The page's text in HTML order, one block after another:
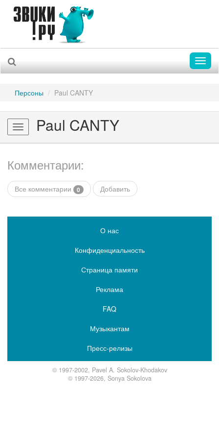
Персоны Paul CANTY
Toggle
navigation
Paul CANTY
Комментарии:
Все комментарии 0 Добавить
О нас
Конфиденциальность
Страница памяти
Реклама
FAQ
Музыкантам
Пресс-релизы
© 1997-2002, Pavel A. Sokolov-Khodakov
© 1997-2026, Sonya Sokolova